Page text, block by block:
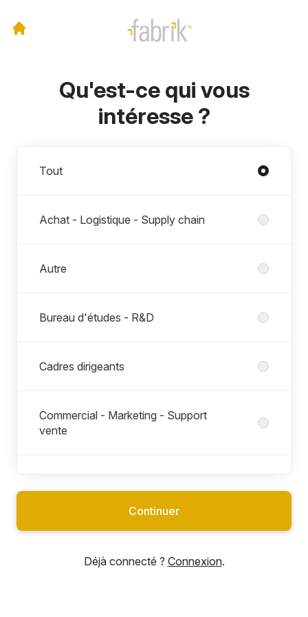
Qu'est-ce qui vous
intéresse ?
Tout
Achat - Logistique - Supply chain
Autre
Bureau d'études - R&D
Cadres dirigeants
Commercial - Marketing - Support
vente
Industrialisation - Méthodes - Procédés
Continuer
Déjà connecté ? Connexion.